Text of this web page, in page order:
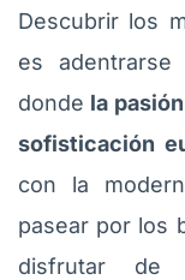
Descubrir los
es
donde la
sofisticación
con la
pasear por los
disfrutar de